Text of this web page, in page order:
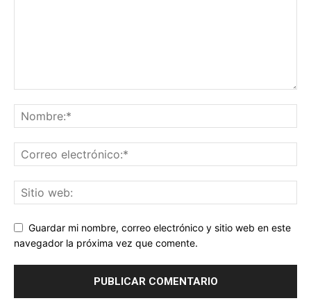
Guardar mi nombre, correo electrónico y sitio web en este
navegador la próxima vez que comente.